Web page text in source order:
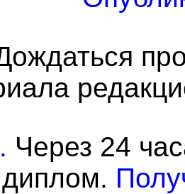
Через 24
диплом.